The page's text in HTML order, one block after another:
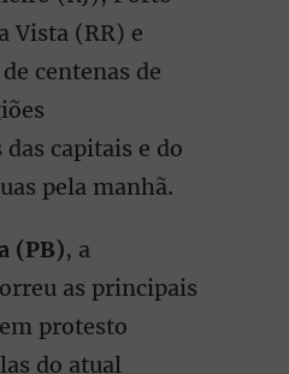
Vista (RR) e
centenas de
capitais e do
pela manhã.
(PB), a
as principais
protesto
do atual